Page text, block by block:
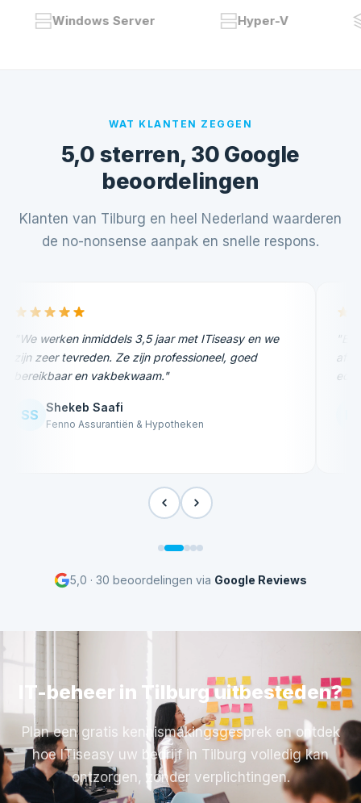
Windows Server Hyper-V
WAT KLANTEN ZEGGEN
5,0 sterren, 30 Google
beoordelingen
Klanten van Tilburg en heel Nederland waarderen
de no-nonsense aanpak en snelle respons.
"We werken inmiddels 3,5 jaar met ITiseasy en we
zijn zeer tevreden. Ze zijn professioneel, goed
bereikbaar en vakbekwaam."
SS Shekeb Saafi
Fenno Assurantiën & Hypotheken
5,0 · 30 beoordelingen via Google Reviews
IT-beheer in Tilburg uitbesteden?
Plan een gratis kennismakingsgesprek en ontdek
hoe ITiseasy uw bedrijf in Tilburg volledig kan
ontzorgen, zonder verplichtingen.